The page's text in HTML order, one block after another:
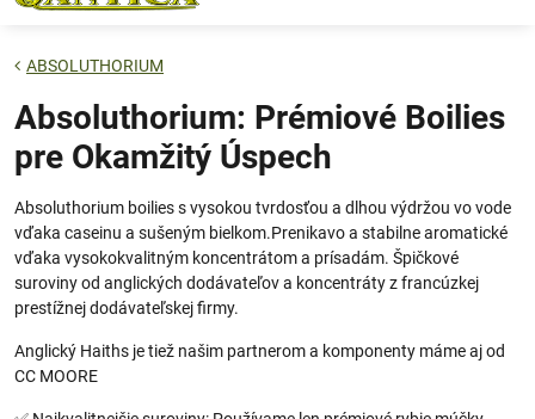
ABSOLUTHORIUM
Absoluthorium: Prémiové Boilies
pre Okamžitý Úspech
Absoluthorium boilies s vysokou tvrdosťou a dlhou výdržou vo vode
vďaka caseinu a sušeným bielkom.Prenikavo a stabilne aromatické
vďaka vysokokvalitným koncentrátom a prísadám. Špičkové
suroviny od anglických dodávateľov a koncentráty z francúzkej
prestížnej dodávateľskej firmy.
Anglický Haiths je tiež našim partnerom a komponenty máme aj od
CC MOORE